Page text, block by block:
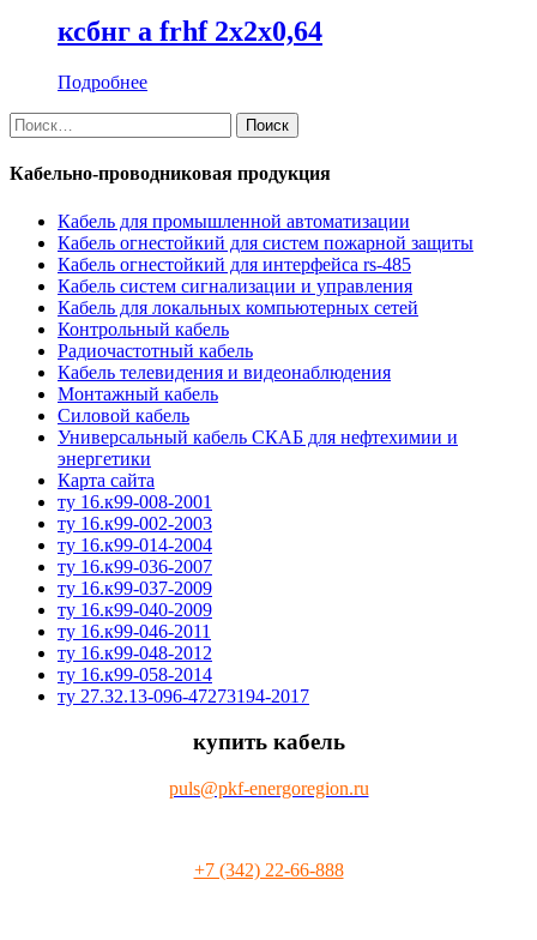
ксбнг а frhf 2х2х0,64
Подробнее
Найти:
Кабельно-проводниковая продукция
Кабель для промышленной автоматизации
Кабель огнестойкий для систем пожарной защиты
Кабель огнестойкий для интерфейса rs-485
Кабель систем сигнализации и управления
Кабель для локальных компьютерных сетей
Контрольный кабель
Радиочастотный кабель
Кабель телевидения и видеонаблюдения
Монтажный кабель
Силовой кабель
Универсальный кабель СКАБ для нефтехимии и
энергетики
Карта сайта
ту 16.к99-008-2001
ту 16.к99-002-2003
ту 16.к99-014-2004
ту 16.к99-036-2007
ту 16.к99-037-2009
ту 16.к99-040-2009
ту 16.к99-046-2011
ту 16.к99-048-2012
ту 16.к99-058-2014
ту 27.32.13-096-47273194-2017
купить кабель
puls@pkf-energoregion.ru
+7 (342) 22-66-888